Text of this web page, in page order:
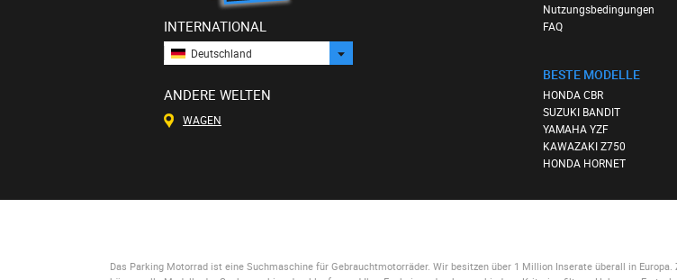
INTERNATIONAL
Deutschland
ANDERE WELTEN
WAGEN
Nutzungsbedingungen
FAQ
BESTE MODELLE
HONDA CBR
SUZUKI BANDIT
YAMAHA YZF
KAWAZAKI Z750
HONDA HORNET
Das Parking Motorrad ist eine Suchmaschine für Gebrauchtmotorräder. Wir besitzen über 1 Million Inserate überall in Europa.